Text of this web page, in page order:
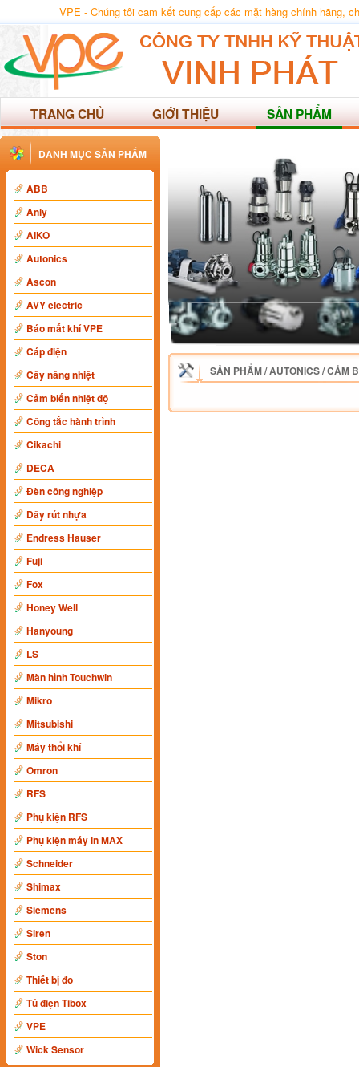
VPE - Chúng tôi cam kết cung cấp các mặt hàng chính hãng,
TRANG CHỦ GIỚI THIỆU SẢN PHẨM
DANH MỤC SẢN PHẨM
ABB
Anly
AIKO
Autonics
Ascon
AVY electric
Báo mất khí VPE
Cáp điện
Cây nâng nhiệt
Cảm biến nhiệt độ
Công tắc hành trình
Cikachi
DECA
Đèn công nghiệp
Dây rút nhựa
Endress Hauser
Fuji
Fox
Honey Well
Hanyoung
LS
Màn hình Touchwin
Mikro
Mitsubishi
Máy thổi khí
Omron
RFS
Phụ kiện RFS
Phụ kiện máy in MAX
Schneider
Shimax
Siemens
Siren
Ston
Thiết bị đo
Tủ điện Tibox
VPE
Wick Sensor
SẢN PHẨM/AUTONICS/CẢM